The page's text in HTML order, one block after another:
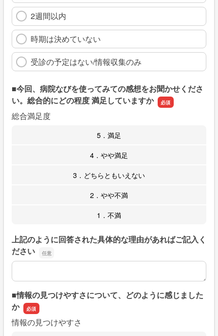
2週間以内
時期は決めていない
受診の予定はない/情報収集のみ
■今回、病院なびを使ってみての感想をお聞かせくださ
い。総合的にどの程度 満足していますか
総合満足度
5．満足
4．やや満足
3．どちらともいえない
2．やや不満
1．不満
上記のように回答された具体的な理由があればご記入く
ださい
上記のように回答された具体的な理由があればご記入くだ
■情報の見つけやすさについて、どのように感じました
か
情報の見つけやすさ